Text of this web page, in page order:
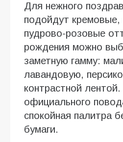
Для нежного
подойдут
пудрово-розовые
рождения можно
заметную гамму:
лавандовую,
контрастной
официального
спокойная палитра
бумаги.